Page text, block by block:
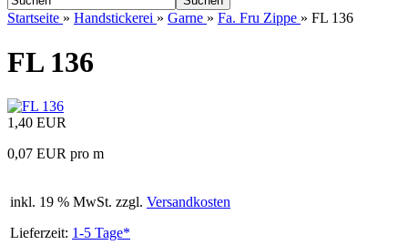
Startseite » Handstickerei » Garne » Fa. Fru Zippe » FL 136
FL 136
1,40 EUR
0,07 EUR pro m
inkl. 19 % MwSt. zzgl. Versandkosten
Lieferzeit: 1-5 Tage*